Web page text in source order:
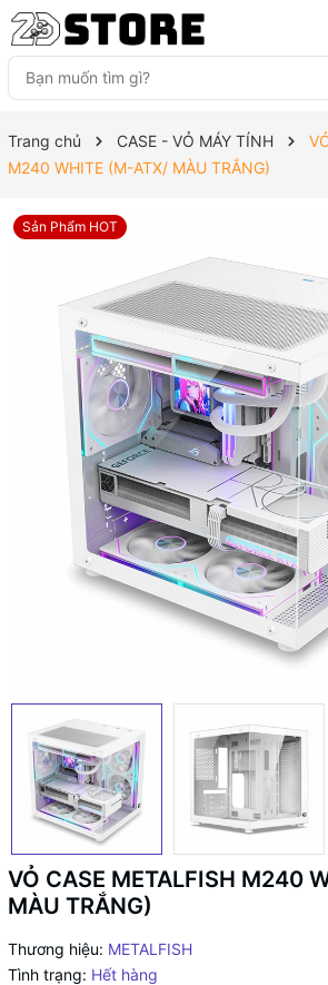
Trang chủ CASE - VỎ MÁY TÍNH
M240 WHITE (M-ATX/ MÀU TRẮNG)
Sản Phẩm HOT
VỎ CASE METALFISH M240
MÀU TRẮNG)
Thương hiệu: METALFISH
Tình trạng: Hết hàng